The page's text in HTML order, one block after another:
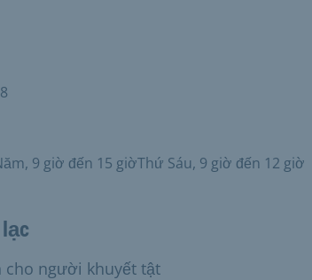
9 giờ đến 15 giờThứ Sáu, 9 giờ đến 12 giờ
cho người khuyết tật